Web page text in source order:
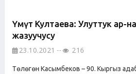
Үмүт Култаева: Улуттук ар-
жазуучусу
23.10.2021 216
Төлөгөн Касымбеков – 90. Кыргыз